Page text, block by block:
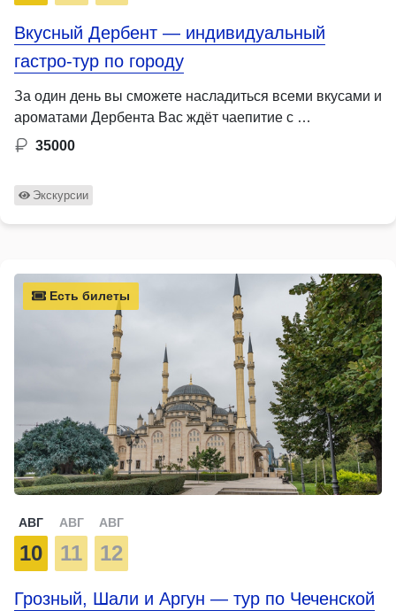
Вкусный Дербент — индивидуальный
гастро-тур по городу
За один день вы сможете насладиться всеми вкусами и
ароматами Дербента Вас ждёт чаепитие с …
35000
Экскурсии
Есть билеты
АВГ
10
АВГ
11
АВГ
12
Грозный, Шали и Аргун — тур по Чеченской